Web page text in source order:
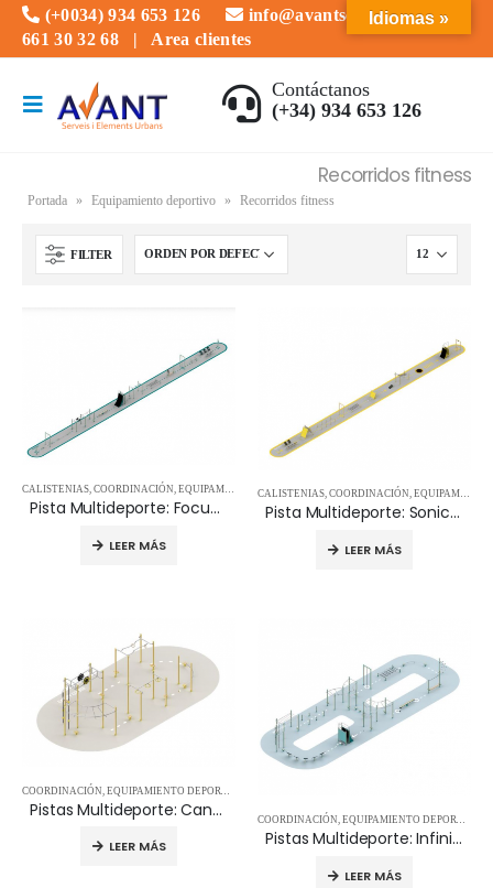
(+0034) 934 653 126
info@avantserveis.com
661 30 32 68 | Area clientes
Contáctanos
(+34) 934 653 126
Recorridos fitness
Portada » Equipamiento deportivo » Recorridos fitness
FILTER
CALISTENIAS, COORDINACIÓN, EQUIPAMIENTO DEPORTIVO ,FUERZA,MOVIMIENTO,
Pista Multideporte: Focus Trail
LEER MÁS
CALISTENIAS, COORDINACIÓN, EQUIPAMIENTO DEPORTIVO
Pista Multideporte: Sonic Sprint
LEER MÁS
COORDINACIÓN EQUIPAMIENTO DEPORTIVO
Pistas Multideporte: Canopy Course
LEER MÁS
COORDINACIÓN, EQUIPAMIENTO DEPORTIVO
Pistas Multideporte: Infinity Loop
LEER MÁS
Idiomas »